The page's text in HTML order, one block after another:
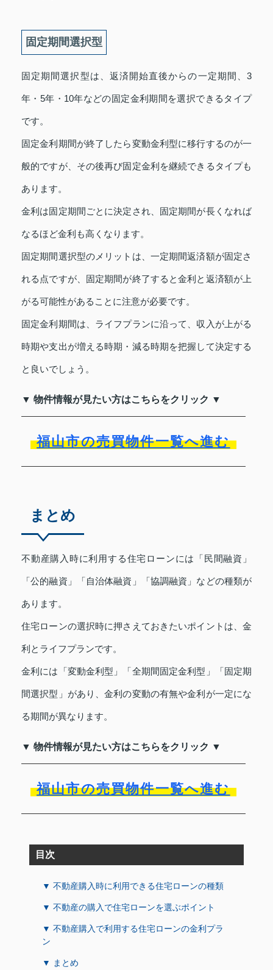
固定期間選択型
固定期間選択型は、返済開始直後からの一定期間、3
年・5年・10年などの固定金利期間を選択できるタイプ
です。
固定金利期間が終了したら変動金利型に移行するのが一
般的ですが、その後再び固定金利を継続できるタイプも
あります。
金利は固定期間ごとに決定され、固定期間が長くなれば
なるほど金利も高くなります。
固定期間選択型のメリットは、一定期間返済額が固定さ
れる点ですが、固定期間が終了すると金利と返済額が上
がる可能性があることに注意が必要です。
固定金利期間は、ライフプランに沿って、収入が上がる
時期や支出が増える時期・減る時期を把握して決定する
と良いでしょう。
▼ 物件情報が見たい方はこちらをクリック ▼
福山市の売買物件一覧へ進む
まとめ
不動産購入時に利用する住宅ローンには「民間融資」
「公的融資」「自治体融資」「協調融資」などの種類が
あります。
住宅ローンの選択時に押さえておきたいポイントは、金
利とライフプランです。
金利には「変動金利型」「全期間固定金利型」「固定期
間選択型」があり、金利の変動の有無や金利が一定にな
る期間が異なります。
▼ 物件情報が見たい方はこちらをクリック ▼
福山市の売買物件一覧へ進む
目次
▼ 不動産購入時に利用できる住宅ローンの種類
▼ 不動産の購入で住宅ローンを選ぶポイント
▼ 不動産購入で利用する住宅ローンの金利プラ
ン
▼ まとめ